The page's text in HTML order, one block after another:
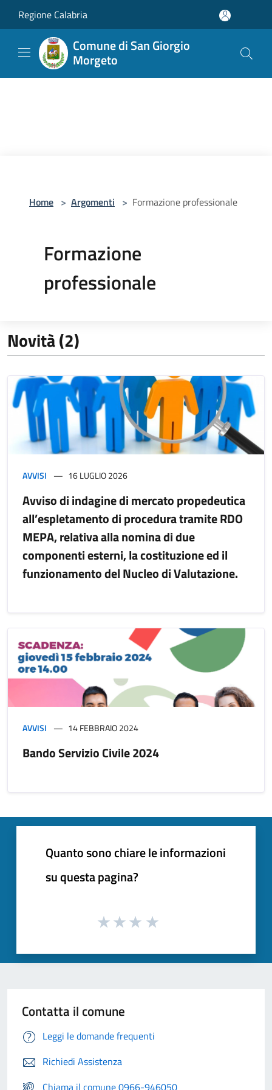
Regione Calabria
Comune di San Giorgio
Morgeto
Home > Argomenti > Formazione professionale
Formazione
professionale
Novità (2)
AVVISI 16 LUGLIO 2026
Avviso di indagine di mercato propedeutica
all’espletamento di procedura tramite RDO
MEPA, relativa alla nomina di due
componenti esterni, la costituzione ed il
funzionamento del Nucleo di Valutazione.
AVVISI 14 FEBBRAIO 2024
Bando Servizio Civile 2024
Quanto sono chiare le informazioni
su questa pagina?
Contatta il comune
Leggi le domande frequenti
Richiedi Assistenza
Chiama il comune 0966-946050